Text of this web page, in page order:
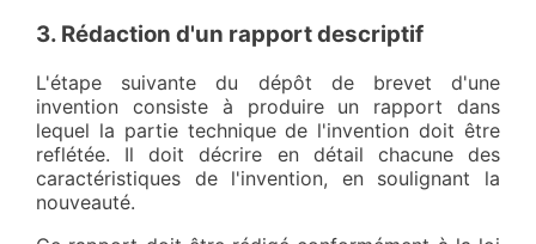
3. Rédaction d'un rapport descriptif
L'étape suivante du dépôt de brevet d'une
invention consiste à produire un rapport dans
lequel la partie technique de l'invention doit être
reflétée. Il doit décrire en détail chacune des
caractéristiques de l'invention, en soulignant la
nouveauté.